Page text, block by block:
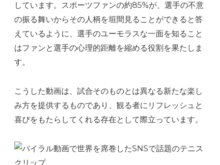
しています。スポーツファンの約85%が、選手の不意
の振る舞いからその人柄を垣間見ることができると答
えているように、選手のユーモラスな一面を知ること
はファンと選手の心理的距離を縮める役割を果たしま
す。
こうした動画は、試合そのものとは異なる新たな楽し
み方を提供するものであり、観る者にリフレッシュと
喜びをもたらしてくれる存在として際立っています。